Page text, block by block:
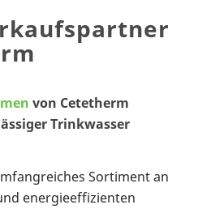
von Cetetherm
Trinkwasser
Sortiment an
energieeffizienten